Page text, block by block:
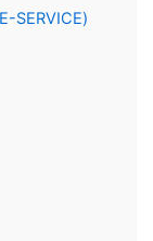
SERVICE)